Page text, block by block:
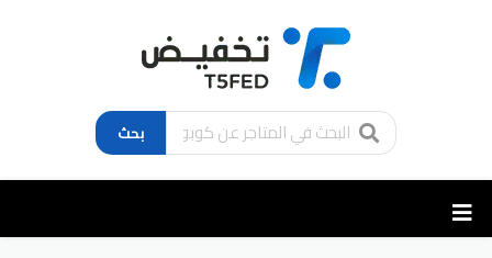
بحث
تخطي
إلى
المحتوى